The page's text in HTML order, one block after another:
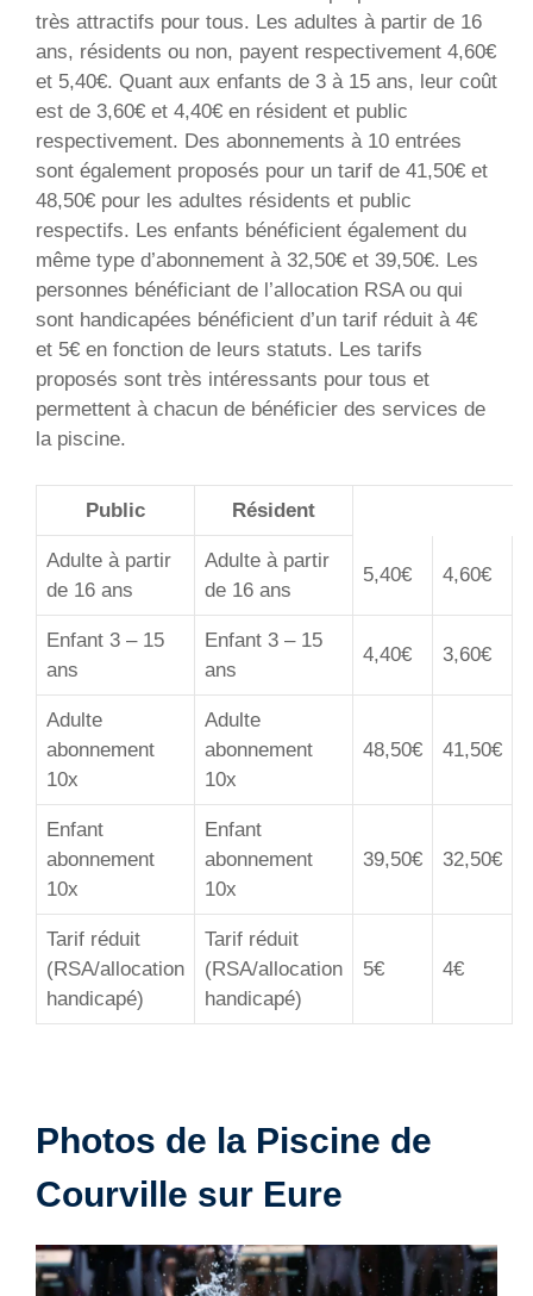
très attractifs pour tous. Les adultes à partir de 16
ans, résidents ou non, payent respectivement 4,60€
et 5,40€. Quant aux enfants de 3 à 15 ans, leur coût
est de 3,60€ et 4,40€ en résident et public
respectivement. Des abonnements à 10 entrées
sont également proposés pour un tarif de 41,50€ et
48,50€ pour les adultes résidents et public
respectifs. Les enfants bénéficient également du
même type d’abonnement à 32,50€ et 39,50€. Les
personnes bénéficiant de l’allocation RSA ou qui
sont handicapées bénéficient d’un tarif réduit à 4€
et 5€ en fonction de leurs statuts. Les tarifs
proposés sont très intéressants pour tous et
permettent à chacun de bénéficier des services de
la piscine.
Public Résident
Adulte à partir
de 16 ans
Adulte à partir
de 16 ans
5,40€ 4,60€
Enfant 3 – 15
ans
Enfant 3 – 15
ans
4,40€ 3,60€
Adulte
abonnement
10x
Adulte
abonnement
10x
48,50€ 41,50€
Enfant
abonnement
10x
Enfant
abonnement
10x
39,50€ 32,50€
Tarif réduit
(RSA/allocation
handicapé)
Tarif réduit
(RSA/allocation
handicapé)
5€ 4€
Photos de la Piscine de
Courville sur Eure